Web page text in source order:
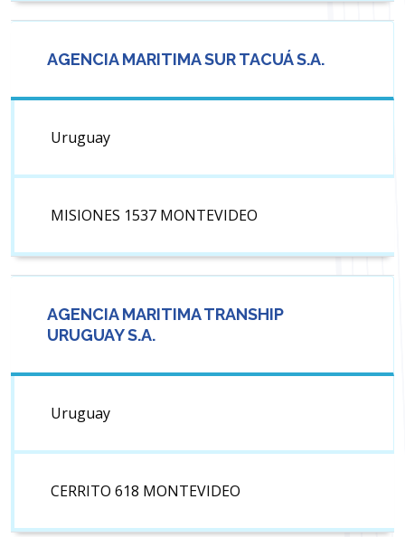
AGENCIA MARITIMA SUR TACUÁ S.A.
Uruguay
MISIONES 1537 MONTEVIDEO
AGENCIA MARITIMA TRANSHIP
URUGUAY S.A.
Uruguay
CERRITO 618 MONTEVIDEO